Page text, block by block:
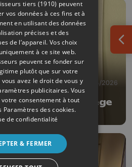
15/04/2026
de l'ULiège
tiers (1910) peuvent
vos données à ces fins et à
en utilisant des données
précises et des
de l’appareil. Vos choix
à ce site web.
peuvent se fonder sur
plutôt que sur votre
avez le droit de vous y
publicitaires. Vous
consentement à tout
Paramètres des cookies.
de confidentialité
& FERMER